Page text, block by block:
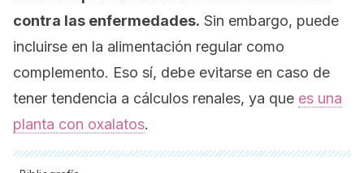
contra las enfermedades. Sin embargo, puede
incluirse en la alimentación regular como
complemento. Eso sí, debe evitarse en caso de
tener tendencia a cálculos renales, ya que es una
planta con oxalatos.